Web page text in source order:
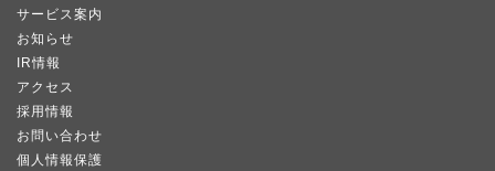
サービス案内
お知らせ
IR情報
アクセス
採用情報
お問い合わせ
個人情報保護